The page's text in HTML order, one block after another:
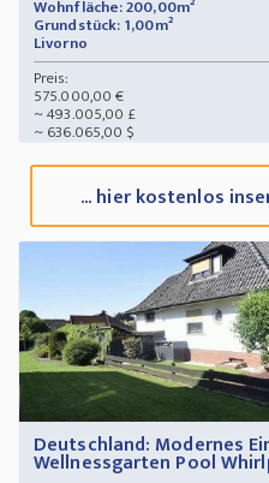
Wohnfläche: 200,00m²
Grundstück: 1,00m²
Livorno
Preis:
575.000,00 €
~ 493.005,00 £
~ 636.065,00 $
... hier kostenlos
Deutschland: Modernes
Wellnessgarten Pool